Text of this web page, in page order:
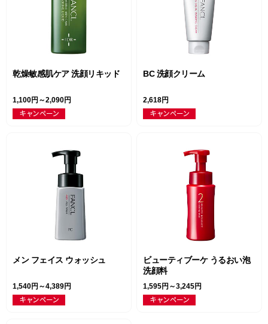
乾燥敏感肌ケア 洗顔リキッド
1,100円～2,090円
BC 洗顔クリーム
2,618円
メン フェイス ウォッシュ
1,540円～4,389円
ビューティブーケ うるおい泡
洗顔料
1,595円～3,245円